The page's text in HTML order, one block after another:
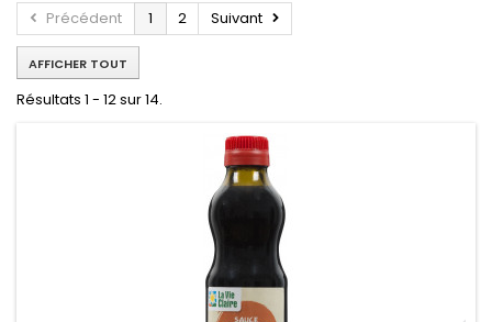
Précédent 1 2 Suivant
AFFICHER TOUT
Résultats 1 - 12 sur 14.